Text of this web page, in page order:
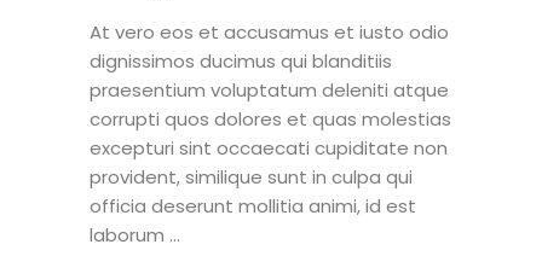
At vero eos et accusamus et iusto odio
dignissimos ducimus qui blanditiis
praesentium voluptatum deleniti atque
corrupti quos dolores et quas molestias
excepturi sint occaecati cupiditate non
provident, similique sunt in culpa qui
officia deserunt mollitia animi, id est
laborum